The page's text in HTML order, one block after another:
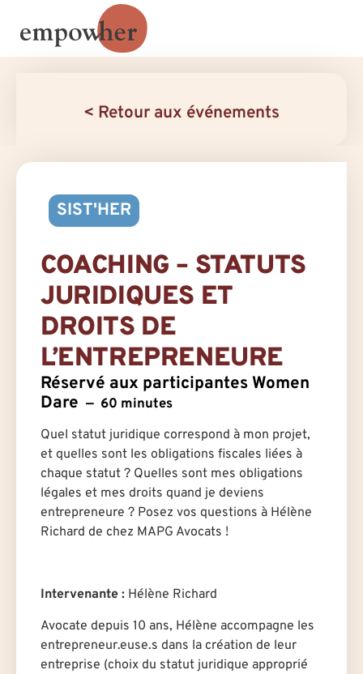
< Retour aux événements
SIST'HER
COACHING – STATUTS
JURIDIQUES ET
DROITS DE
L’ENTREPRENEURE
Réservé aux participantes Women
Dare
60 minutes
Quel statut juridique correspond à mon projet,
et quelles sont les obligations fiscales liées à
chaque statut ? Quelles sont mes obligations
légales et mes droits quand je deviens
entrepreneure ? Posez vos questions à Hélène
Richard de chez MAPG Avocats !
Intervenante : Hélène Richard
Avocate depuis 10 ans, Hélène accompagne les
entrepreneur.euse.s dans la création de leur
entreprise (choix du statut juridique approprié